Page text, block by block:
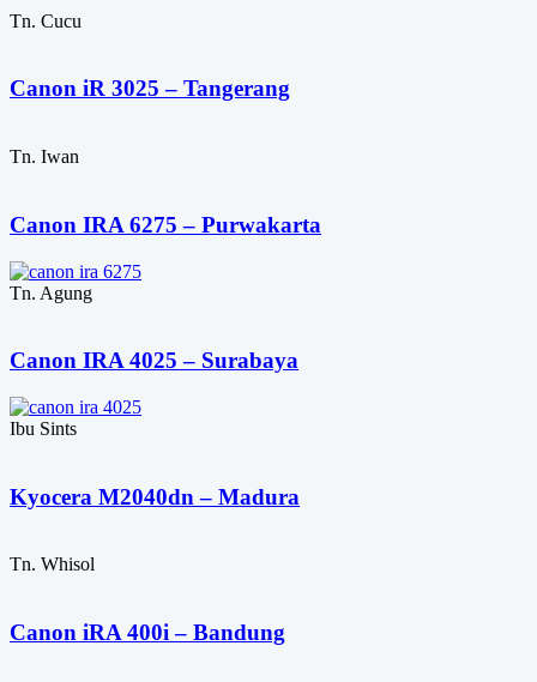
Tn. Cucu
Canon iR 3025 – Tangerang
Tn. Iwan
Canon IRA 6275 – Purwakarta
Tn. Agung
Canon IRA 4025 – Surabaya
Ibu Sints
Kyocera M2040dn – Madura
Tn. Whisol
Canon iRA 400i – Bandung